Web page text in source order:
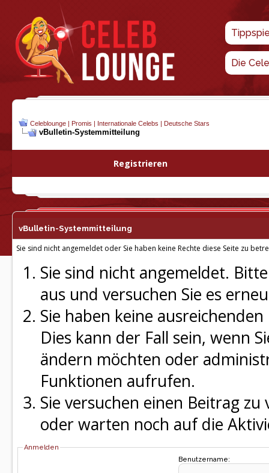
Die
Celeblounge | Promis | Internationale Celebs | Deutsche Stars
vBulletin-Systemmitteilung
Registrieren
vBulletin-Systemmitteilung
Sie sind nicht angemeldet oder Sie haben keine Rechte diese Seite zu
Sie sind nicht angemeldet.
aus und versuchen Sie es
Sie haben keine
Dies kann der Fall sein, wenn
ändern möchten oder
Funktionen aufrufen.
Sie versuchen einen Beitrag
oder warten noch auf die
Anmelden
Benutzername: